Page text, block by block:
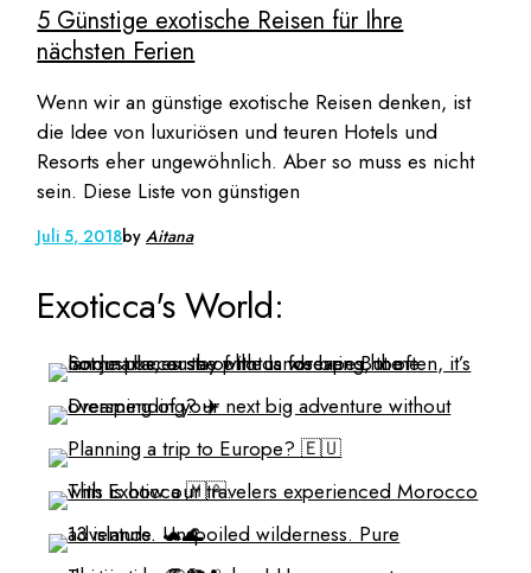
5 Günstige exotische Reisen für Ihre
nächsten Ferien
Wenn wir an günstige exotische Reisen denken, ist
die Idee von luxuriösen und teuren Hotels und
Resorts eher ungewöhnlich. Aber so muss es nicht
sein. Diese Liste von günstigen
Juli 5, 2018byAitana
Exoticca's World: